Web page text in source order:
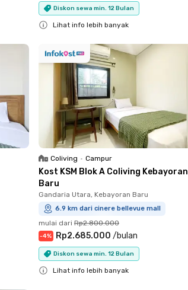
Diskon sewa min. 12 Bulan
Lihat info lebih banyak
Coliving • Campur
Kost KSM Blok A Coliving Kebayoran
Baru
Gandaria Utara, Kebayoran Baru
6.9 km dari cinere bellevue mall
mulai dari Rp2.800.000
-4% Rp2.685.000 /bulan
Diskon sewa min. 12 Bulan
Lihat info lebih banyak